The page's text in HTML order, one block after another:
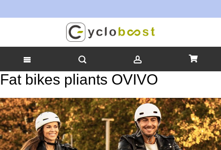
Allez
au
contenu
Fat bikes pliants OVIVO